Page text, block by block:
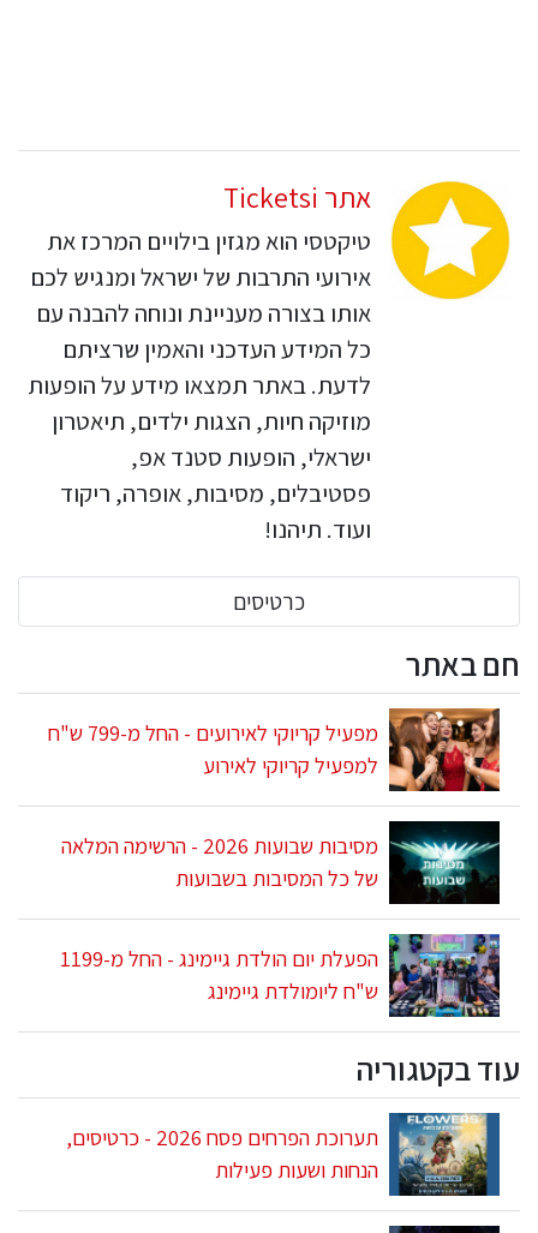
אתר Ticketsi
טיקטסי הוא מגזין בילויים המרכז את
אירועי התרבות של ישראל ומנגיש לכם
אותו בצורה מעניינת ונוחה להבנה עם
כל המידע העדכני והאמין שרציתם
לדעת. באתר תמצאו מידע על הופעות
מוזיקה חיות, הצגות ילדים, תיאטרון
ישראלי, הופעות סטנד אפ,
פסטיבלים, מסיבות, אופרה, ריקוד
ועוד. תיהנו!
כרטיסים
חם באתר
מפעיל קריוקי לאירועים - החל מ-799 ש"ח
למפעיל קריוקי לאירוע
מסיבות שבועות 2026 - הרשימה המלאה
של כל המסיבות בשבועות
הפעלת יום הולדת גיימינג - החל מ-1199
ש"ח ליומולדת גיימינג
עוד בקטגוריה
תערוכת הפרחים פסח 2026 - כרטיסים,
הנחות ושעות פעילות